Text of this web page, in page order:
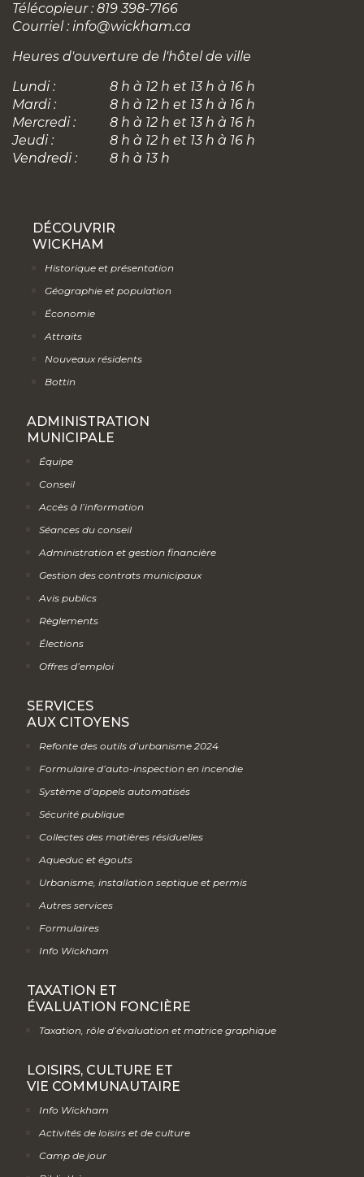
Télécopieur : 819 398-7166
Courriel : info@wickham.ca
Heures d'ouverture de l'hôtel de ville
Lundi :
8 h à 12 h et 13 h à 16 h
Mardi :
8 h à 12 h et 13 h à 16 h
Mercredi :
8 h à 12 h et 13 h à 16 h
Jeudi :
8 h à 12 h et 13 h à 16 h
Vendredi :
8 h à 13 h
DÉCOUVRIR
WICKHAM
Historique et présentation
Géographie et population
Économie
Attraits
Nouveaux résidents
Bottin
ADMINISTRATION
MUNICIPALE
Équipe
Conseil
Accès à l’information
Séances du conseil
Administration et gestion financière
Gestion des contrats municipaux
Avis publics
Règlements
Élections
Offres d’emploi
SERVICES
AUX CITOYENS
Refonte des outils d’urbanisme 2024
Formulaire d’auto-inspection en incendie
Système d’appels automatisés
Sécurité publique
Collectes des matières résiduelles
Aqueduc et égouts
Urbanisme, installation septique et permis
Autres services
Formulaires
Info Wickham
TAXATION ET
ÉVALUATION FONCIÈRE
Taxation, rôle d’évaluation et matrice graphique
LOISIRS, CULTURE ET
VIE COMMUNAUTAIRE
Info Wickham
Activités de loisirs et de culture
Camp de jour